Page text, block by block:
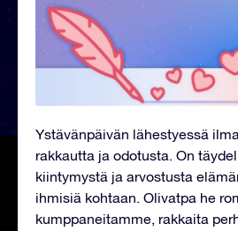
Ystävänpäivän lähestyessä
rakkautta ja odotusta. On
kiintymystä ja arvostusta
ihmisiä kohtaan. Olivatpa he
kumppaneitamme, rakkaita